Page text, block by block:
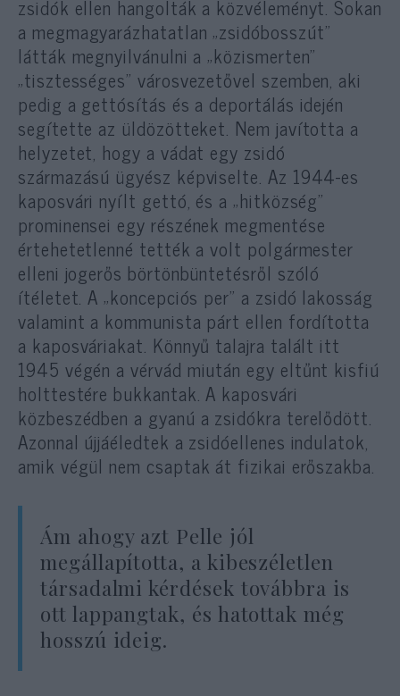
zsidók ellen hangolták a közvéleményt. Sokan
a megmagyarázhatatlan „zsidóbosszút”
látták megnyilvánulni a „közismerten”
„tisztességes” városvezetővel szemben, aki
pedig a gettósítás és a deportálás idején
segítette az üldözötteket. Nem javította a
helyzetet, hogy a vádat egy zsidó
származású ügyész képviselte. Az 1944-es
kaposvári nyílt gettó, és a „hitközség”
prominensei egy részének megmentése
értehetetlenné tették a volt polgármester
elleni jogerős börtönbüntetésről szóló
ítéletet. A „koncepciós per” a zsidó lakosság
valamint a kommunista párt ellen fordította
a kaposváriakat. Könnyű talajra talált itt
1945 végén a vérvád miután egy eltűnt kisfiú
holttestére bukkantak. A kaposvári
közbeszédben a gyanú a zsidókra terelődött.
Azonnal újjáéledtek a zsidóellenes indulatok,
amik végül nem csaptak át fizikai erőszakba.
Ám ahogy azt Pelle jól
megállapította, a kibeszéletlen
társadalmi kérdések továbbra is
ott lappangtak, és hatottak még
hosszú ideig.